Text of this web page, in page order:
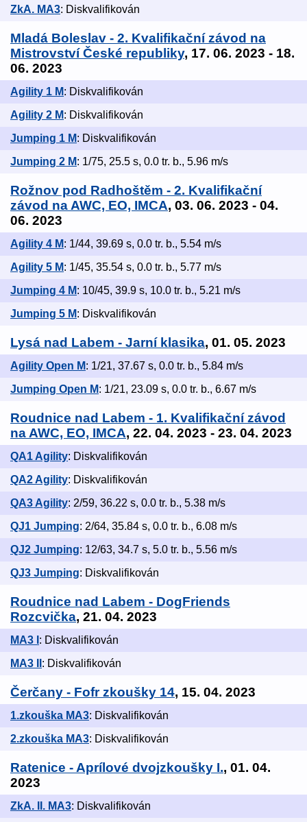
ZkA. MA3: Diskvalifikován
Mladá Boleslav - 2. Kvalifikační závod na
Mistrovství České republiky, 17. 06. 2023 - 18.
06. 2023
Agility 1 M: Diskvalifikován
Agility 2 M: Diskvalifikován
Jumping 1 M: Diskvalifikován
Jumping 2 M: 1/75, 25.5 s, 0.0 tr. b., 5.96 m/s
Rožnov pod Radhoštěm - 2. Kvalifikační
závod na AWC, EO, IMCA, 03. 06. 2023 - 04.
06. 2023
Agility 4 M: 1/44, 39.69 s, 0.0 tr. b., 5.54 m/s
Agility 5 M: 1/45, 35.54 s, 0.0 tr. b., 5.77 m/s
Jumping 4 M: 10/45, 39.9 s, 10.0 tr. b., 5.21 m/s
Jumping 5 M: Diskvalifikován
Lysá nad Labem - Jarní klasika, 01. 05. 2023
Agility Open M: 1/21, 37.67 s, 0.0 tr. b., 5.84 m/s
Jumping Open M: 1/21, 23.09 s, 0.0 tr. b., 6.67 m/s
Roudnice nad Labem - 1. Kvalifikační závod
na AWC, EO, IMCA, 22. 04. 2023 - 23. 04. 2023
QA1 Agility: Diskvalifikován
QA2 Agility: Diskvalifikován
QA3 Agility: 2/59, 36.22 s, 0.0 tr. b., 5.38 m/s
QJ1 Jumping: 2/64, 35.84 s, 0.0 tr. b., 6.08 m/s
QJ2 Jumping: 12/63, 34.7 s, 5.0 tr. b., 5.56 m/s
QJ3 Jumping: Diskvalifikován
Roudnice nad Labem - DogFriends
Rozcvička, 21. 04. 2023
MA3 I : Diskvalifikován
MA3 II : Diskvalifikován
Čerčany - Fofr zkoušky 14, 15. 04. 2023
1.zkouška MA3: Diskvalifikován
2.zkouška MA3: Diskvalifikován
Ratenice - Aprílové dvojzkoušky I., 01. 04.
2023
ZkA. II. MA3: Diskvalifikován